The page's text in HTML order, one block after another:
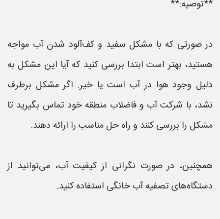
**توصیه:**
در صورتی که با مشکل سفید و کف‌آلود شدن آب مواجه
هستید، بهتر است ابتدا بررسی کنید که آیا این مشکل به
دلیل وجود هوا در آب است یا خیر. اگر مشکل برطرف
نشد، با شرکت آب و فاضلاب منطقه خود تماس بگیرید تا
مشکل را بررسی کنند و راه حل مناسب را ارائه دهند.
همچنین، در صورت نگرانی از کیفیت آب، می‌توانید از
دستگاه‌های تصفیه آب خانگی استفاده کنید.